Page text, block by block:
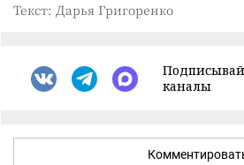
Текст: Дарья Григоренко
каналы